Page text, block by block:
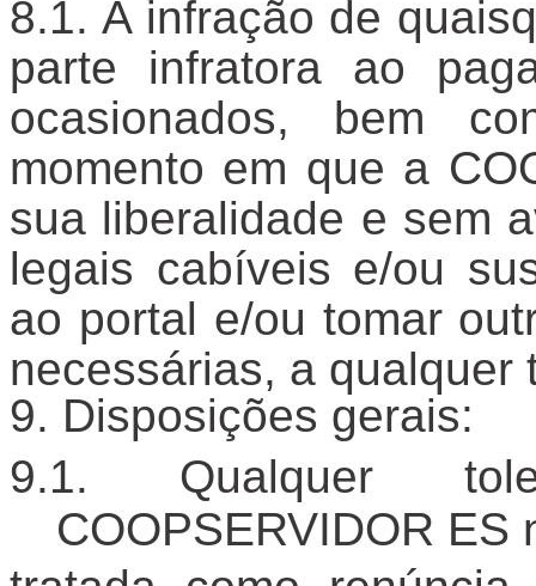
A infração de
parte infratora ao
ocasionados, bem
momento em que a
sua liberalidade e sem
legais cabíveis e/ou
ao portal e/ou tomar
necessárias, a qualquer
Disposições gerais:
Qualquer
COOPSERVIDOR ES